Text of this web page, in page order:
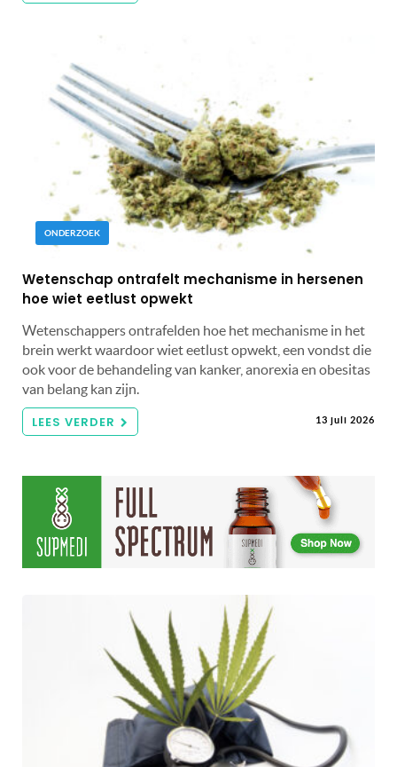
ONDERZOEK
Wetenschap ontrafelt mechanisme in hersenen
hoe wiet eetlust opwekt
Wetenschappers ontrafelden hoe het mechanisme in het
brein werkt waardoor wiet eetlust opwekt, een vondst die
ook voor de behandeling van kanker, anorexia en obesitas
van belang kan zijn.
LEES VERDER 13 juli 2026